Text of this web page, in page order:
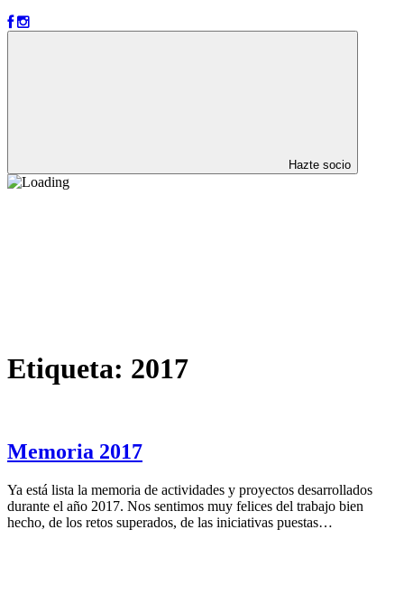
Hazte socio
Etiqueta: 2017
Memoria 2017
Ya está lista la memoria de actividades y proyectos desarrollados
durante el año 2017. Nos sentimos muy felices del trabajo bien
hecho, de los retos superados, de las iniciativas puestas…